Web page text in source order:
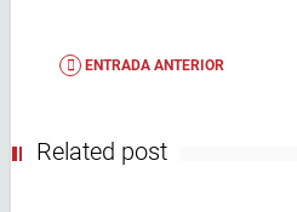
ENTRADA ANTERIOR
Related post